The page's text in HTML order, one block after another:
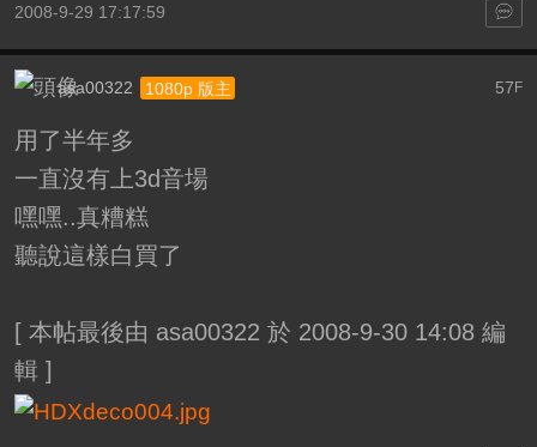
2008-9-29 17:17:59
57 F
asa00322 1080p 版主
用了半年多
一直沒有上3d音場
嘿嘿..真糟糕
聽說這樣白買了
[本帖最後由 asa00322 於 2008-9-30 14:08 編
輯 ]